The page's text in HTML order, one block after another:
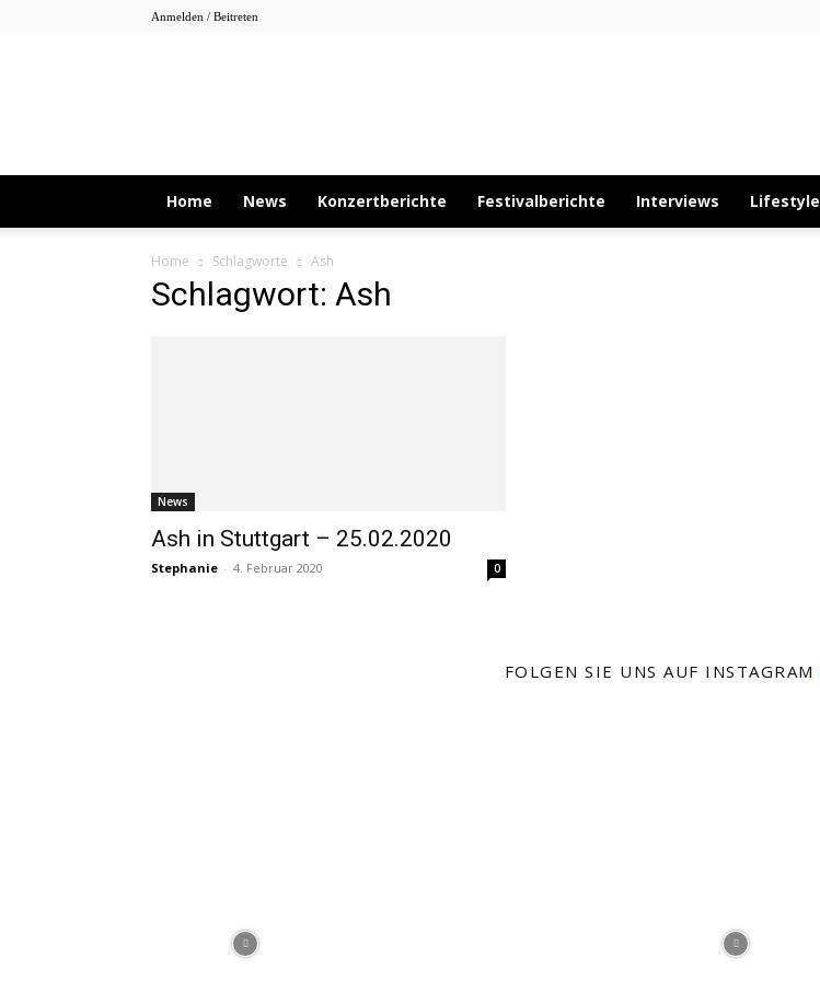
Anmelden / Beitreten
About
Home News Konzertberichte Festivalberichte Interviews Lifestyle
Home Schlagworte Ash
Schlagwort: Ash
News
Ash in Stuttgart – 25.02.2020
Stephanie - 4. Februar 2020 0
FOLGEN SIE UNS AUF INSTAGRAM